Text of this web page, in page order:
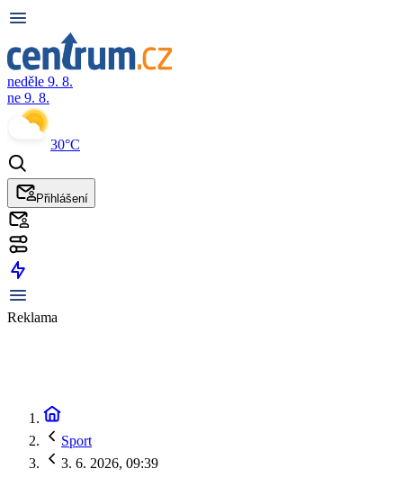
neděle 9. 8.
ne 9. 8.
30°C
Přihlášení
Reklama
Sport
3. 6. 2026, 09:39